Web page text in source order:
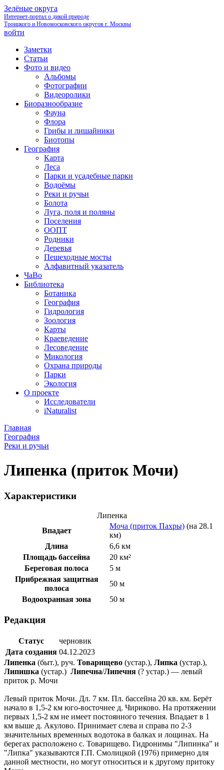
Зелёные округа
Интернет-портал о дикой природе
Троицкого и Новомосковского округов г. Москвы
войти
Заметки
Статьи
Фото и видео
Альбомы
Фотографии
Видеоролики
Биоразнообразие
Фауна
Флора
Грибы и лишайники
Биотопы
География
Карта
Леса
Парки и усадебные парки
Водоёмы
Реки и ручьи
Болота
Луга, поля и поляны
Поселения
ООПТ
Родники
Деревья
Пешеходные мосты
Алфавитный указатель
ЧаВо
Библиотека
Ботаника
География
Гидрология
Зоология
Карты
Краеведение
Лесоведение
Микология
Охрана природы
Парки
Экология
О проекте
Исследователи
iNaturalist
Главная
География
Реки и ручьи
Липенка (приток Мочи)
Характеристики
Липенка
Впадает
Моча (приток Пахры) (на 28.1
км)
Длина
6,6 км
Площадь бассейна
20 км²
Береговая полоса
5 м
Прибрежная защитная
полоса
50 м
Водоохранная зона
50 м
Редакция
Статус
черновик
Дата создания 04.12.2023
Липенка (быт.), руч. Товарищево (устар.), Липка (устар.),
Липишка (устар.) Липечна/Липечня (? устар.) — левый
приток р. Мочи
Левый приток Мочи. Дл. 7 км. Пл. бассейна 20 кв. км. Берёт
начало в 1,5-2 км юго-восточнее д. Чириково. На протяжении
первых 1,5-2 км не имеет постоянного течения. Впадает в 1
км выше д. Акулово. Принимает слева и справа по 2-3
значительных временных водотока в балках и лощинах. На
берегах расположено с. Товарищево. Гидронимы "Липинка" и
"Липка" указываются Г.П. Смолицкой (1976) примерно для
данной местности, но могут относиться и к другому притоку